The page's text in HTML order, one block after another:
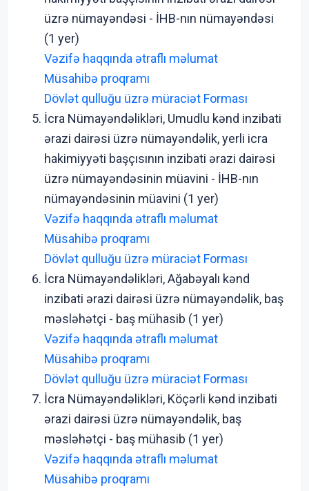
üzrə nümayəndəsi - İHB-nın nümayəndəsi
(1 yer)
Vəzifə haqqında ətraflı məlumat
Müsahibə proqramı
Dövlət qulluğu üzrə müraciət Forması
İcra Nümayəndəlikləri, Umudlu kənd inzibati
ərazi dairəsi üzrə nümayəndəlik, yerli icra
hakimiyyəti başçısının inzibati ərazi dairəsi
üzrə nümayəndəsinin müavini - İHB-nın
nümayəndəsinin müavini (1 yer)
Vəzifə haqqında ətraflı məlumat
Müsahibə proqramı
Dövlət qulluğu üzrə müraciət Forması
İcra Nümayəndəlikləri, Ağabəyalı kənd
inzibati ərazi dairəsi üzrə nümayəndəlik, baş
məsləhətçi - baş mühasib (1 yer)
Vəzifə haqqında ətraflı məlumat
Müsahibə proqramı
Dövlət qulluğu üzrə müraciət Forması
İcra Nümayəndəlikləri, Köçərli kənd inzibati
ərazi dairəsi üzrə nümayəndəlik, baş
məsləhətçi - baş mühasib (1 yer)
Vəzifə haqqında ətraflı məlumat
Müsahibə proqramı